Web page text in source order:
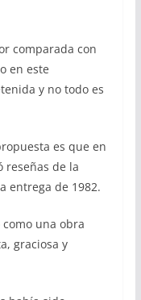
comparada con
en este
y no todo es
es que en
reseñas de la
entrega de 1982.
una obra
graciosa y